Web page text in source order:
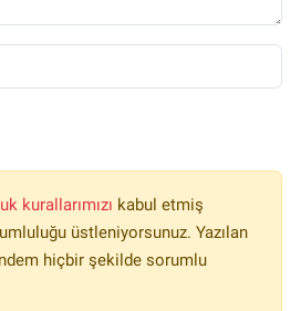
kurallarımızı kabul etmiş
üstleniyorsunuz. Yazılan
hiçbir şekilde sorumlu